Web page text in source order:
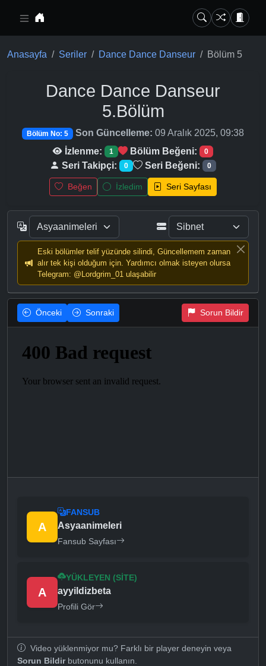
Anasayfa Seriler Dance Dance Danseur Bölüm 5
Dance Dance Danseur
5.Bölüm
Bölüm No: 5 Son Güncelleme: 09 Aralık 2025, 09:38
İzlenme:
1 Bölüm Beğeni: 0
Seri Takipçi: 0 Seri Beğeni: 0
Beğen İzledim Seri Sayfası
Eski bölümler telif yüzünde silindi, Güncellemem zaman
alır tek kişi olduğum için. Yardımcı olmak isteyen olursa
Telegram: @Lordgrim_01 ulaşabilir
Önceki Sonraki Sorun Bildir
A
FANSUB
Asyaanimeleri
Fansub Sayfası
A
YÜKLEYEN (SITE)
ayyildizbeta
Profili Gör
Video yüklenmiyor mu? Farklı bir player deneyin veya
Sorun Bildirbutonunu kullanın.